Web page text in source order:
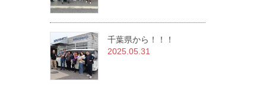
千葉県から！！！
2025.05.31